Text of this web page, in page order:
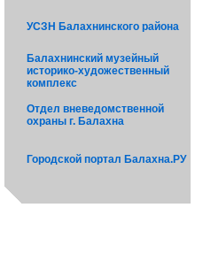
УСЗН Балахнинского района
Балахнинский музейный
историко-художественный
комплекс
Отдел вневедомственной
охраны г. Балахна
Городской портал Балахна.РУ